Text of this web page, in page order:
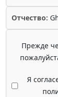
Отчество:
Прежде
Я